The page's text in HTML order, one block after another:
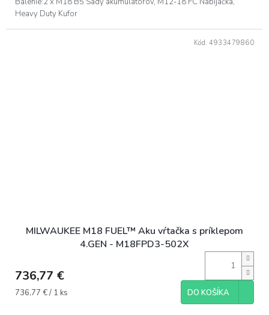
O
Heavy Duty Kufor
MILWAUKEE M18 FUEL™ Aku vŕtačka s príklepom
4.GEN - M18FPD3-502X
736,77 €
Jednotková
736,77 € / 1 ks DO KOŠÍKA
Kód: 4933479860